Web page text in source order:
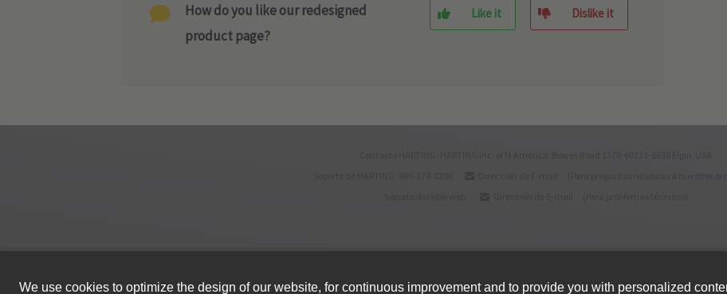
How do you like our redesigned
product page?
Like it Dislike it